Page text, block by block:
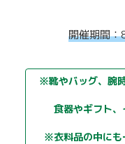
開催期間
※靴やバッグ、腕
食器やギフト、
※衣料品の中にも